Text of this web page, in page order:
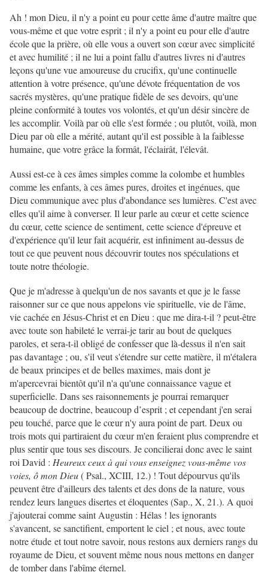
Ah ! mon Dieu, il n'y a point eu pour cette âme d'autre maître que
vous-même et que votre esprit ; il n'y a point eu pour elle d'autre
école que la prière, où elle vous a ouvert son cœur avec simplicité
et avec humilité ; il ne lui a point fallu d'autres livres ni d'autres
leçons qu'une vue amoureuse du crucifix, qu'une continuelle
attention à votre présence, qu'une dévote fréquentation de vos
sacrés mystères, qu'une pratique fidèle de ses devoirs, qu'une
pleine conformité à toutes vos volontés, et qu'un désir sincère de
les accomplir. Voilà par où elle s'est formée ; ou plutôt, voilà, mon
Dieu par où elle a mérité, autant qu'il est possible à la faiblesse
humaine, que votre grâce la formât, l'éclairât, l'élevât.
Aussi est-ce à ces âmes simples comme la colombe et humbles
comme les enfants, à ces âmes pures, droites et ingénues, que
Dieu communique avec plus d'abondance ses lumières. C'est avec
elles qu'il aime à converser. Il leur parle au cœur et cette science
du cœur, cette science de sentiment, cette science d'épreuve et
d'expérience qu'il leur fait acquérir, est infiniment au-dessus de
tout ce que peuvent nous découvrir toutes nos spéculations et
toute notre théologie.
Que je m'adresse à quelqu'un de nos savants et que je le fasse
raisonner sur ce que nous appelons vie spirituelle, vie de l'âme,
vie cachée en Jésus-Christ et en Dieu : que me dira-t-il ? peut-être
avec toute son habileté le verrai-je tarir au bout de quelques
paroles, et sera-t-il obligé de confesser que là-dessus il n'en sait
pas davantage ; ou, s'il veut s'étendre sur cette matière, il m'étalera
de beaux principes et de belles maximes, mais dont je
m'apercevrai bientôt qu'il n'a qu'une connaissance vague et
superficielle. Dans ses raisonnements je pourrai remarquer
beaucoup de doctrine, beaucoup d’esprit ; et cependant j'en serai
peu touché, parce que le cœur n'y aura point de part. Deux ou
trois mots qui partiraient du cœur m'en feraient plus comprendre et
plus sentir que tous ses discours. Je concilierai donc avec le saint
roi David : Heureux ceux à qui vous enseignez vous-même vos
voies, ô mon Dieu( Psal., XCIII, 12.) ! Tout dépourvus qu'ils
peuvent être d'ailleurs des talents et des dons de la nature, vous
rendez leurs langues disertes et éloquentes (Sap., X, 21.). A quoi
j'ajouterai comme saint Augustin : Hélas ! les ignorants
s'avancent, se sanctifient, emportent le ciel ; et nous, avec toute
notre étude et tout notre savoir, nous restons aux derniers rangs du
royaume de Dieu, et souvent même nous nous mettons en danger
de tomber dans l'abîme éternel.